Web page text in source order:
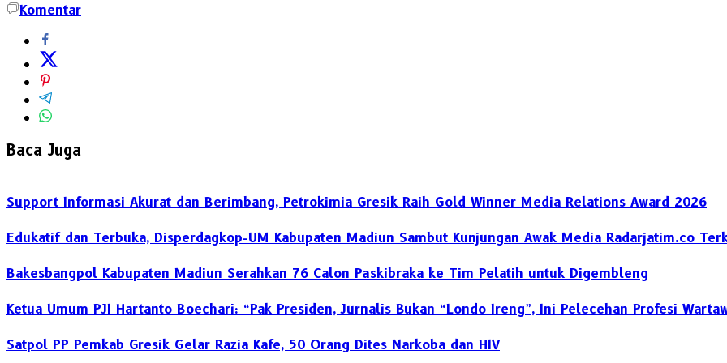
Komentar
Baca Juga
Support Informasi Akurat dan Berimbang, Petrokimia Gresik Raih Gold Winner Media Relations Award 2026
Edukatif dan Terbuka, Disperdagkop-UM Kabupaten Madiun Sambut Kunjungan Awak Media Radarjatim.co
Bakesbangpol Kabupaten Madiun Serahkan 76 Calon Paskibraka ke Tim Pelatih untuk Digembleng
Ketua Umum PJI Hartanto Boechari: “Pak Presiden, Jurnalis Bukan “Londo Ireng”, Ini Pelecehan Profesi
Satpol PP Pemkab Gresik Gelar Razia Kafe, 50 Orang Dites Narkoba dan HIV